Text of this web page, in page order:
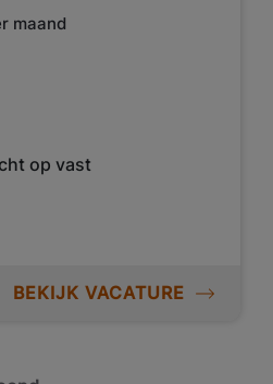
maand
op vast
BEKIJK VACATURE